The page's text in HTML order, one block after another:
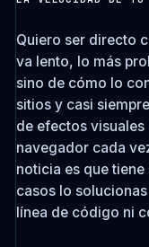
CARGANDO VIDEO…
Quiero ser directo
va lento, lo más
sino de cómo lo
sitios y casi
de efectos visuales
navegador cada
noticia es que
casos lo
línea de código ni